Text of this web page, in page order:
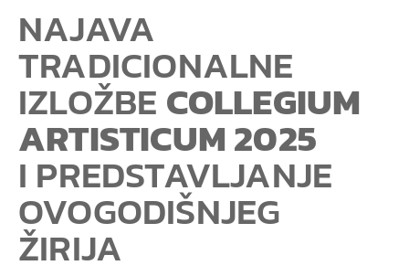
NAJAVA
TRADICIONALNE
IZLOŽBE COLLEGIUM
ARTISTICUM 2025
I PREDSTAVLJANJE
OVOGODIŠNJEG
ŽIRIJA